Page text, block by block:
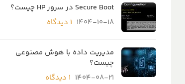
Secure Boot در سرور HP چیست؟
1404-10-18 ۱ دیدگاه
مدیریت داده با هوش مصنوعی
چیست؟
1404-08-21 ۱ دیدگاه